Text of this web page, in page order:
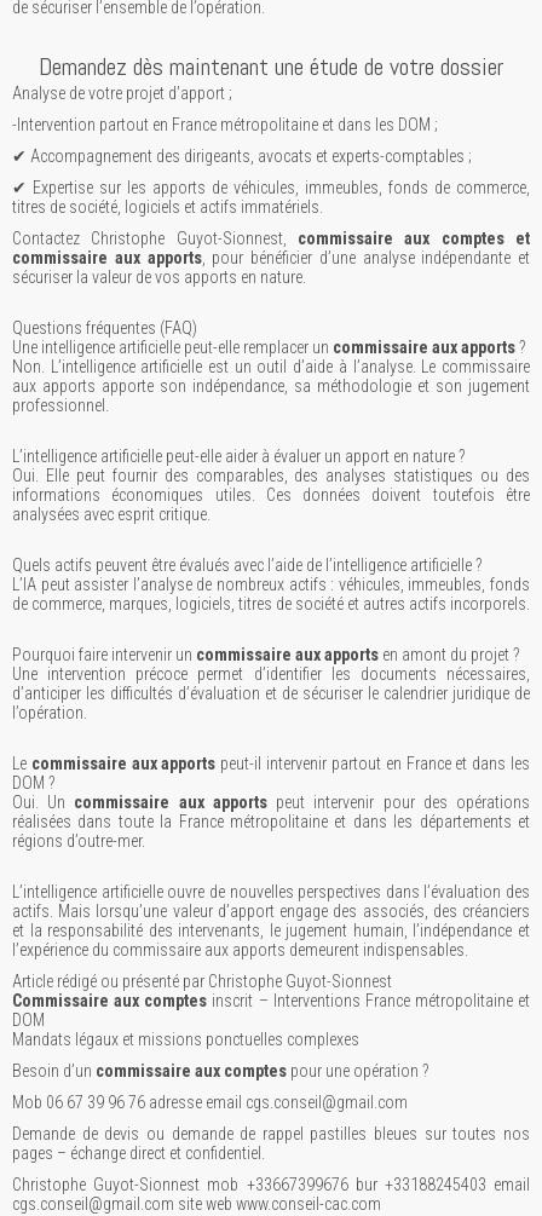
de sécuriser l’ensemble de l’opération.
Demandez dès maintenant une étude de votre dossier
Analyse de votre projet d’apport ;
-Intervention partout en France métropolitaine et dans les DOM ;
✔ Accompagnement des dirigeants, avocats et experts-comptables ;
✔ Expertise sur les apports de véhicules, immeubles, fonds de commerce,
titres de société, logiciels et actifs immatériels.
Contactez Christophe Guyot-Sionnest, commissaire aux comptes et
commissaire aux apports, pour bénéficier d’une analyse indépendante et
sécuriser la valeur de vos apports en nature.
Questions fréquentes (FAQ)
Une intelligence artificielle peut-elle remplacer un commissaire aux apports?
Non. L’intelligence artificielle est un outil d’aide à l’analyse. Le commissaire
aux apports apporte son indépendance, sa méthodologie et son jugement
professionnel.
L’intelligence artificielle peut-elle aider à évaluer un apport en nature ?
Oui. Elle peut fournir des comparables, des analyses statistiques ou des
informations économiques utiles. Ces données doivent toutefois être
analysées avec esprit critique.
Quels actifs peuvent être évalués avec l’aide de l’intelligence artificielle ?
L’IA peut assister l’analyse de nombreux actifs : véhicules, immeubles, fonds
de commerce, marques, logiciels, titres de société et autres actifs incorporels.
Pourquoi faire intervenir un commissaire aux apports en amont du projet ?
Une intervention précoce permet d’identifier les documents nécessaires,
d’anticiper les difficultés d’évaluation et de sécuriser le calendrier juridique de
l’opération.
Le commissaire aux apports peut-il intervenir partout en France et dans les
DOM ?
Oui. Un commissaire aux apportspeut intervenir pour des opérations
réalisées dans toute la France métropolitaine et dans les départements et
régions d’outre-mer.
L’intelligence artificielle ouvre de nouvelles perspectives dans l’évaluation des
actifs. Mais lorsqu’une valeur d’apport engage des associés, des créanciers
et la responsabilité des intervenants, le jugement humain, l’indépendance et
l’expérience du commissaire aux apports demeurent indispensables.
Article rédigé ou présenté par Christophe Guyot-Sionnest
Commissaire aux comptes inscrit – Interventions France métropolitaine et
DOM
Mandats légaux et missions ponctuelles complexes
Besoin d’un commissaire aux comptes pour une opération ?
Mob 06 67 39 96 76 adresse email cgs.conseil@gmail.com
Demande de devis ou demande de rappel pastilles bleues sur toutes nos
pages – échange direct et confidentiel.
Christophe Guyot-Sionnest mob +33667399676 bur +33188245403 email
cgs.conseil@gmail.com site web www.conseil-cac.com